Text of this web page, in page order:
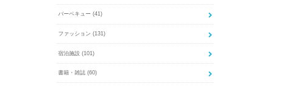
バーベキュー (41)
ファッション (131)
宿泊施設 (101)
書籍・雑誌 (60)